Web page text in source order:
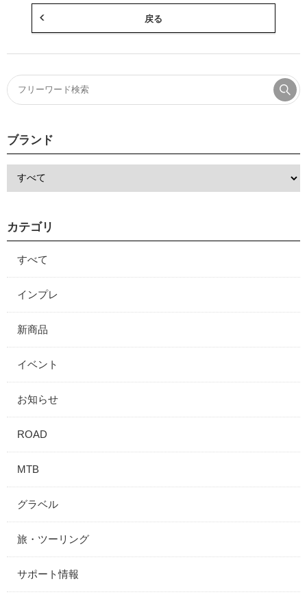
戻る
ブランド
カテゴリ
すべて
インプレ
新商品
イベント
お知らせ
ROAD
MTB
グラベル
旅・ツーリング
サポート情報